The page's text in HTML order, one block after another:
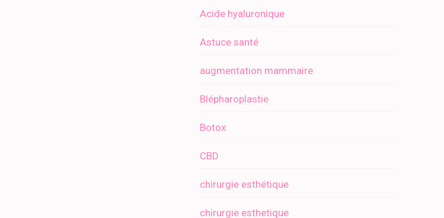
Acide hyaluronique
Astuce santé
augmentation mammaire
Blépharoplastie
Botox
CBD
chirurgie esthétique
chirurgie esthetique